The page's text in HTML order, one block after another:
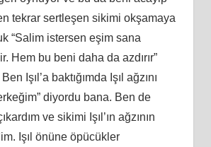
tekrar sertleşen sikimi okşamaya
“Salim istersen eşim sana
Hem bu beni daha da azdırır”
Işıl’a baktığımda Işıl ağzını
diyordu bana. Ben de
ve sikimi Işıl’ın ağzının
Işıl önüne öpücükler